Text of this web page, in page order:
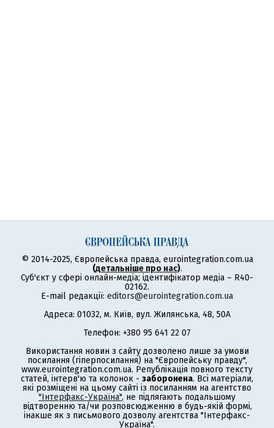
© 2014-2025, Європейська правда, eurointegration.com.ua
(детальніше про нас).
Суб'єкт у сфері онлайн-медіа; ідентифікатор медіа – R40-
02162.
E-mail редакції: editors@eurointegration.com.ua
Адреса: 01032, м. Київ, вул. Жилянська, 48, 50А
Телефон: +380 95 641 22 07
Використання новин з сайту дозволено лише за умови
посилання (гіперпосилання) на "Європейську правду",
www.eurointegration.com.ua. Републікація повного тексту
статей, інтерв'ю та колонок - заборонена. Всі матеріали,
які розміщені на цьому сайті із посиланням на агентство
"Інтерфакс-Україна", не підлягають подальшому
відтворенню та/чи розповсюдженню в будь-якій формі,
інакше як з письмового дозволу агентства "Інтерфакс-
Україна".